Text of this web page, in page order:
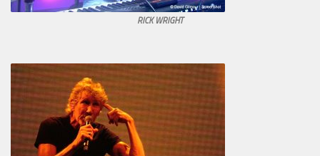
RICK WRIGHT